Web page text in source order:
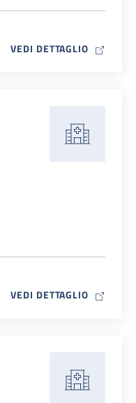
VEDI DETTAGLIO MAP ICON
VEDI DETTAGLIO MAP ICON